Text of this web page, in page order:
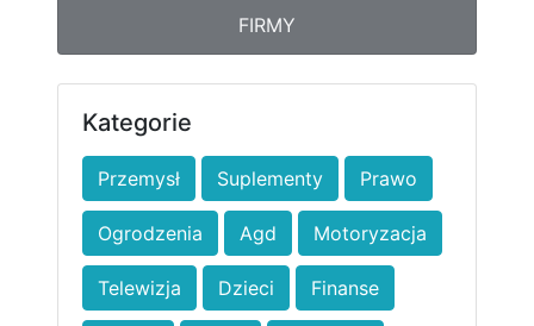
FIRMY
Kategorie
Przemysł Suplementy Prawo
Ogrodzenia Agd Motoryzacja
Telewizja Dzieci Finanse